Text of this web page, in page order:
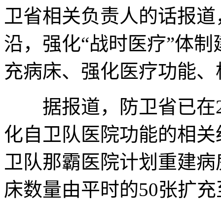
卫省相关负责人的话报
沿，强化“战时医疗”体
充病床、强化医疗功能
据报道，防卫省已在
化自卫队医院功能的相
卫队那霸医院计划重建
床数量由平时的50张扩